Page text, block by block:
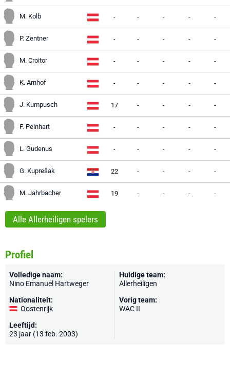
M. Kolb - - - - -
P. Zentner - - - - -
M. Croitor - - - - -
K. Arnhof - - - - -
J. Kumpusch 17 - - - -
F. Peinhart - - - - -
L. Gudenus - - - - -
G. Kuprešak 22 - - - -
M. Jahrbacher 19 - - - -
Alle Allerheiligen spelers
Profiel
Volledige naam:
Nino Emanuel Hartweger
Nationaliteit:
Oostenrijk
Leeftijd:
23 jaar (13 feb. 2003)
Huidige team:
Allerheiligen
Vorig team:
WAC II